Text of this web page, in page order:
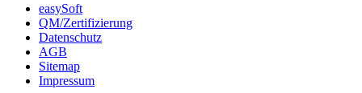
easySoft
QM/Zertifizierung
Datenschutz
AGB
Sitemap
Impressum